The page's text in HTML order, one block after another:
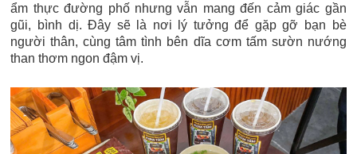
ẩm thực đường phố nhưng vẫn mang đến cảm giác gần
gũi, bình dị. Đây sẽ là nơi lý tưởng để gặp gỡ bạn bè
người thân, cùng tâm tình bên dĩa cơm tấm sườn nướng
than thơm ngon đậm vị.